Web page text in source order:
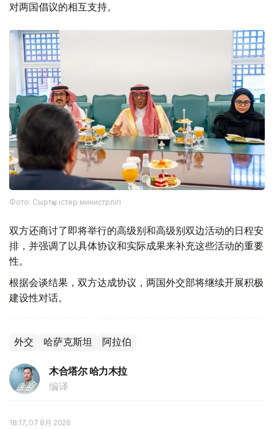
对两国倡议的相互支持。
Фото: Сыртқы істер министрлігі
双方还商讨了即将举行的高级别和高级别双边活动的日程安
排，并强调了以具体协议和实际成果来补充这些活动的重要
性。
根据会谈结果，双方达成协议，两国外交部将继续开展积极
建设性对话。
外交 哈萨克斯坦 阿拉伯
木合塔尔 哈力木拉
编译
18:17, 07 8月 2026